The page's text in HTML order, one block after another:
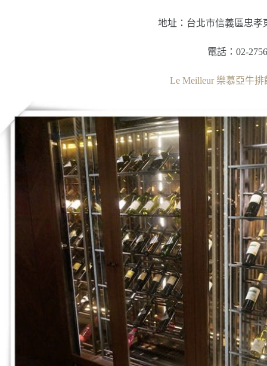
地址：台北市信義區忠孝
電話：02-
Le Meilleur 樂慕亞牛